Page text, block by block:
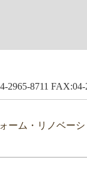
8711 FAX:04-
ム・リノベーシ